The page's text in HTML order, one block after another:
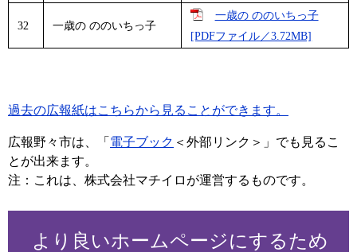
32 一歳の ののいちっ子
一歳の ののいちっ子
[PDFファイル／3.72MB]
過去の広報紙はこちらから見ることができます。
広報野々市は、「 電子ブック ＜外部リンク＞ 」でも見るこ
とが出来ます。
注：これは、株式会社マチイロが運営するものです。
より良いホームページにするため